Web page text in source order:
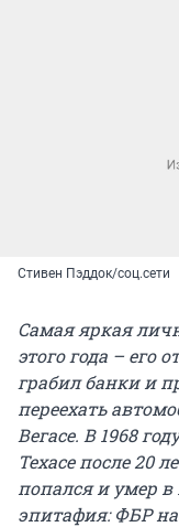
Стивен Пэддок/соц.сети
Самая яркая
этого года – его
грабил банки и
переехать
Вегасе. В 1968
Техасе после 20
попался и умер в
эпитафия: ФБР